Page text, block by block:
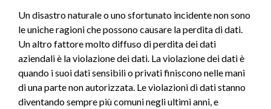
Un disastro naturale o uno sfortunato incidente non sono
le uniche ragioni che possono causare la perdita di dati.
Un altro fattore molto diffuso di perdita dei dati
aziendali è la violazione dei dati. La violazione dei dati è
quando i suoi dati sensibili o privati finiscono nelle mani
di una parte non autorizzata. Le violazioni di dati stanno
diventando sempre più comuni negli ultimi anni, e